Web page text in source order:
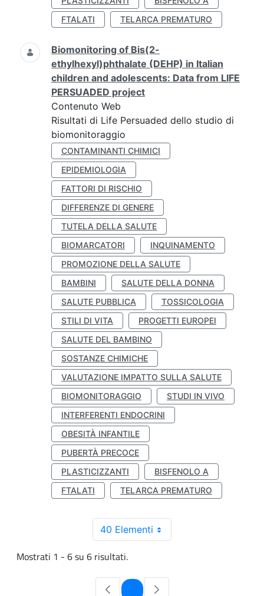
FTALATI
TELARCA PREMATURO
Biomonitoring of Bis(2-
ethylhexyl)phthalate (DEHP) in Italian
children and adolescents: Data from LIFE
PERSUADED project
Contenuto Web
Risultati di Life Persuaded dello studio di
biomonitoraggio
CONTAMINANTI CHIMICI
EPIDEMIOLOGIA
FATTORI DI RISCHIO
DIFFERENZE DI GENERE
TUTELA DELLA SALUTE
BIOMARCATORI
INQUINAMENTO
PROMOZIONE DELLA SALUTE
BAMBINI
SALUTE DELLA DONNA
SALUTE PUBBLICA
TOSSICOLOGIA
STILI DI VITA
PROGETTI EUROPEI
SALUTE DEL BAMBINO
SOSTANZE CHIMICHE
VALUTAZIONE IMPATTO SULLA SALUTE
BIOMONITORAGGIO
STUDI IN VIVO
INTERFERENTI ENDOCRINI
OBESITÀ INFANTILE
PUBERTÀ PRECOCE
PLASTICIZZANTI
BISFENOLO A
FTALATI
TELARCA PREMATURO
40 Elementi
Mostrati 1 - 6 su 6 risultati.
Pagina